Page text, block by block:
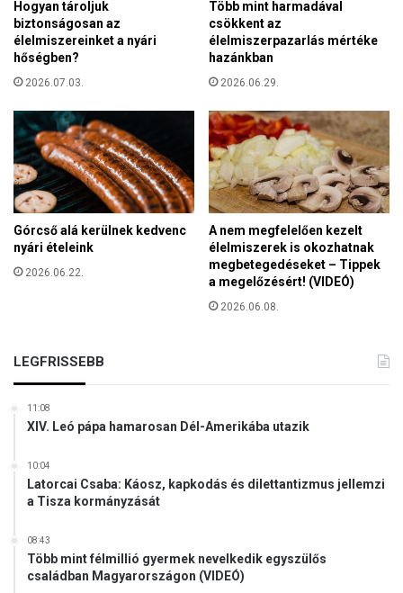
t
m
e
c
s
e
k
k
é
O
l
a
s
z
á
g
Hogyan tároljuk
biztonságosan az
élelmiszereinket a nyári
hőségben?
2026.07.03.
Több mint harmadával
csökkent az
élelmiszerpazarlás mértéke
hazánkban
2026.06.29.
Górcső alá kerülnek kedvenc
nyári ételeink
2026.06.22.
A nem megfelelően kezelt
élelmiszerek is okozhatnak
megbetegedéseket – Tippek
a megelőzésért! (VIDEÓ)
2026.06.08.
LEGFRISSEBB
11:08
XIV. Leó pápa hamarosan Dél-Amerikába utazik
10:04
Latorcai Csaba: Káosz, kapkodás és dilettantizmus jellemzi
a Tisza kormányzását
08:43
Több mint félmillió gyermek nevelkedik egyszülős
családban Magyarországon (VIDEÓ)